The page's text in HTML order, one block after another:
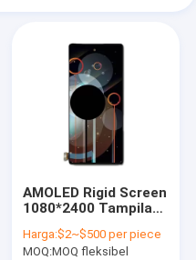
AMOLED Rigid Screen
1080*2400 Tampilan
Harga:$2~$500 per piece
MOQ:MOQ fleksibel